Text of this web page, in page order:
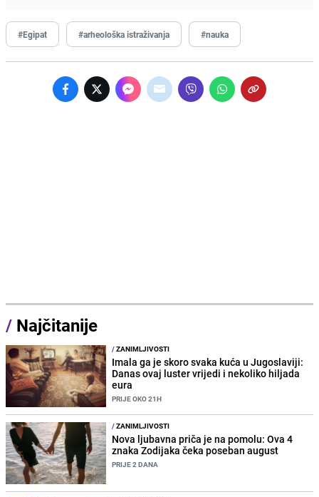
#Egipat #arheološka istraživanja #nauka
/ Najčitanije
/ZANIMLJIVOSTI
Imala ga je skoro svaka kuća u Jugoslaviji:
Danas ovaj luster vrijedi i nekoliko hiljada
eura
PRIJE OKO 21H
/ZANIMLJIVOSTI
Nova ljubavna priča je na pomolu: Ova 4
znaka Zodijaka čeka poseban august
PRIJE 2 DANA